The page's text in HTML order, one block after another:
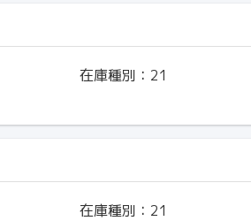
在庫種別： 21
在庫種別： 21